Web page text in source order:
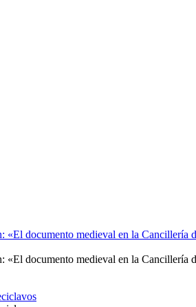
«El documento medieval en la Cancillería
«El documento medieval en la Cancillería